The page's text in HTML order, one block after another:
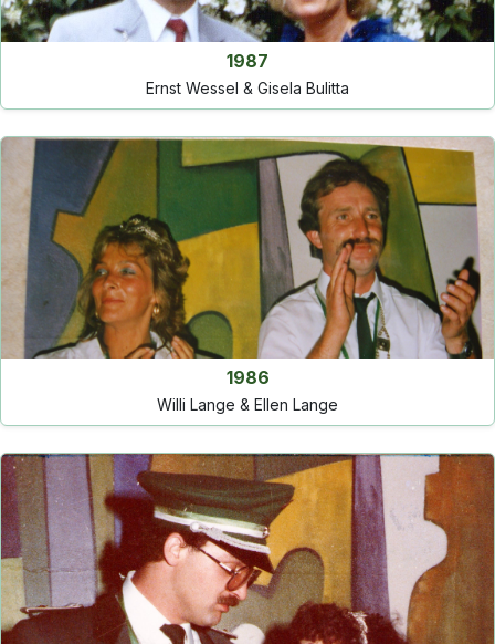
1987
Ernst Wessel & Gisela Bulitta
1986
Willi Lange & Ellen Lange